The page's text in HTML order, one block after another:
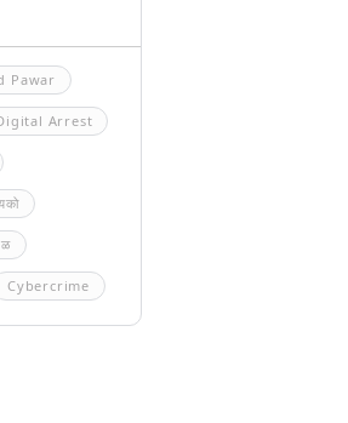
Pawar
Arrest
Cybercrime